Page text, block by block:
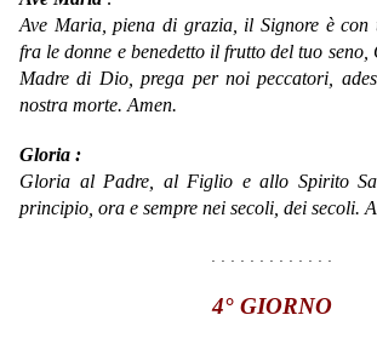
Ave Maria,piena di grazia, il Signore è con
fra le donne e benedetto il frutto del tuo seno,
Madre di Dio,prega per noi peccatori,
nostra morte. Amen.
Gloria :
Gloria al Padre, al Figlio e allo Spirito
principio, ora e sempre nei secoli, dei secoli.
4° GIORNO